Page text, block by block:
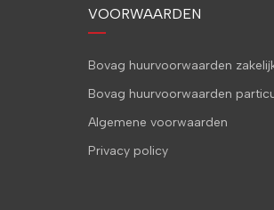
VOORWAARDEN
Bovag huurvoorwaarden
Bovag huurvoorwaarden
Algemene voorwaarden
Privacy policy